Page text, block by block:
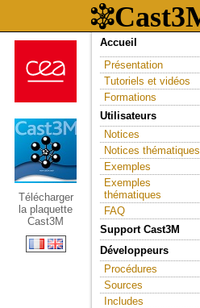
Télécharger
la plaquette
Cast3M
Accueil
Présentation
Tutoriels et vidéos
Formations
Utilisateurs
Notices
Notices thématiques
Exemples
Exemples
thématiques
FAQ
Support Cast3M
Développeurs
Procédures
Sources
Includes